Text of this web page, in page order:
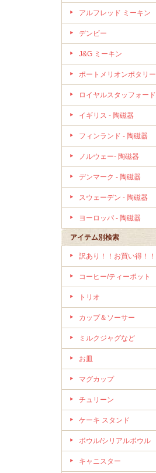
アルフレッド ミーキン
デンビー
J&G ミーキン
ポートメリオンポタリー
ロイヤルスタッフォード
イギリス - 陶磁器
フィンランド - 陶磁器
ノルウェー- 陶磁器
デンマーク - 陶磁器
スウェーデン - 陶磁器
ヨーロッパ - 陶磁器
アイテム別検索
訳あり！！お買い得！！
コーヒー/ティーポット
トリオ
カップ＆ソーサー
ミルクジャグなど
お皿
マグカップ
チュリーン
ケーキ スタンド
ボウル/シリアルボウル
キャニスター